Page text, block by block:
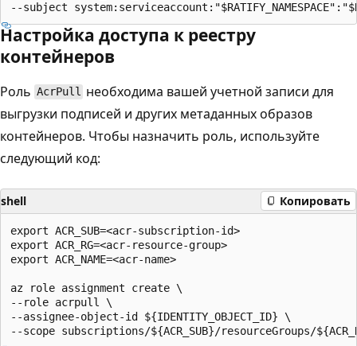
Настройка доступа к реестру
контейнеров
Роль AcrPull необходима вашей учетной записи для
выгрузки подписей и других метаданных образов
контейнеров. Чтобы назначить роль, используйте
следующий код:
shell Копировать
export ACR_SUB=<acr-subscription-id>
export ACR_RG=<acr-resource-group>
export ACR_NAME=<acr-name>
az role assignment create \
--role acrpull \
--assignee-object-id ${IDENTITY_OBJECT_ID} \